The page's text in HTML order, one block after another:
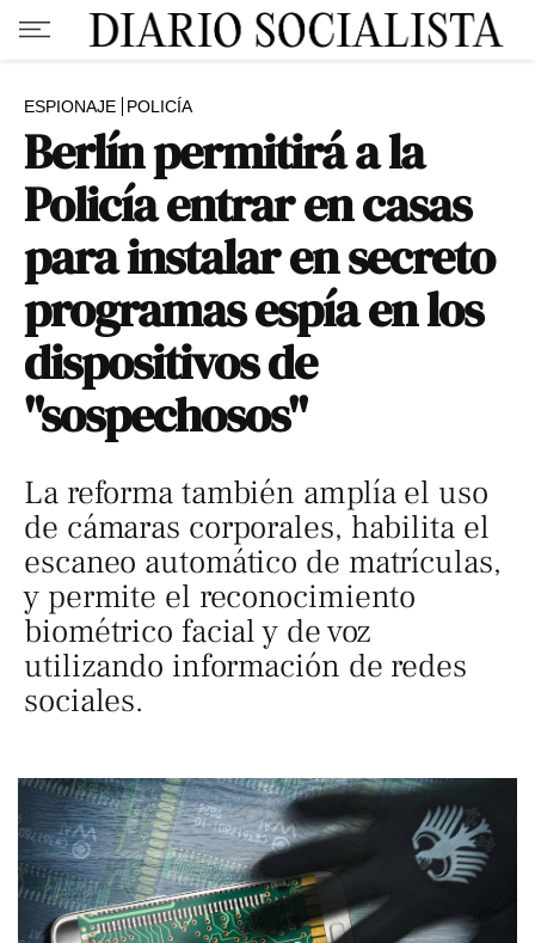
ESPIONAJE POLICÍA
Berlín permitirá a la
Policía entrar en casas
para instalar en secreto
programas espía en los
dispositivos de
"sospechosos"
La reforma también amplía el uso
de cámaras corporales, habilita el
escaneo automático de matrículas,
y permite el reconocimiento
biométrico facial y de voz
utilizando información de redes
sociales.